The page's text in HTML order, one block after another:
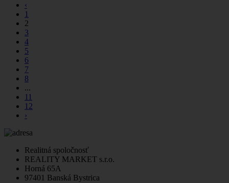
‹
1
2
3
4
5
6
7
8
...
11
12
›
Realitná spoločnosť
REALITY MARKET s.r.o.
Horná 65A
97401 Banská Bystrica